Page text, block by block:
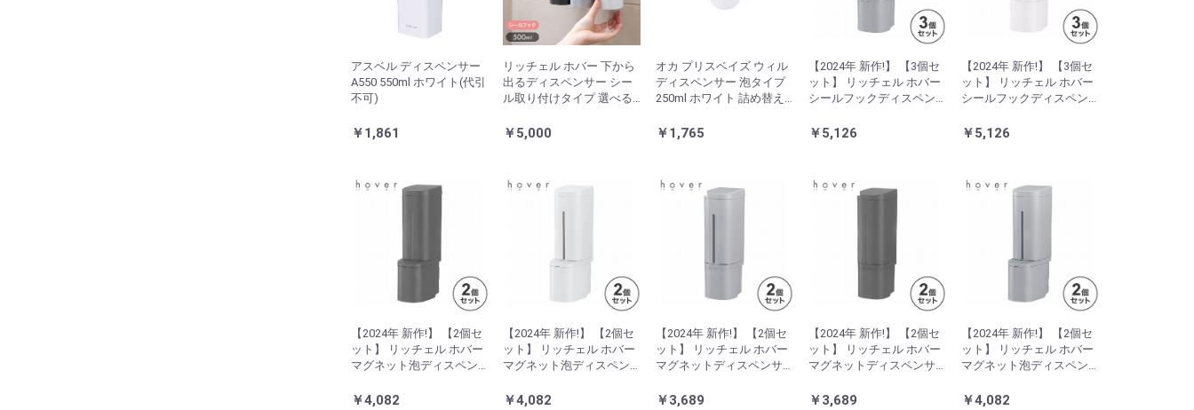
アスベル ディスペンサー
A550 550ml ホワイト(代引
不可)
￥1,861
リッチェル ホバー 下から
出るディスペンサー シー
ル取り付けタイプ 選べる3
グレー グレー マグネット
￥5,000
オカ プリスベイズ ウィル
ディスペンサー 泡タイプ
250ml ホワイト 詰め替え
引不可)
￥1,765
【2024年 新作!】 【3個セ
ット】 リッチェル ホバー
シールフックディスペン
￥5,126
【2024年 新作!】 【3個セ
ット】 リッチェル ホバー
シールフックディスペン
￥5,126
【2024年 新作!】 【2個セ
ット】 リッチェル ホバー
マグネット泡ディスペン
￥4,082
【2024年 新作!】 【2個セ
ット】 リッチェル ホバー
マグネット泡ディスペン
￥4,082
【2024年 新作!】 【2個セ
ット】 リッチェル ホバー
マグネットディスペンサ
￥3,689
【2024年 新作!】 【2個セ
ット】 リッチェル ホバー
マグネットディスペンサ
￥3,689
【2024年 新作!】 【2個セ
ット】 リッチェル ホバー
マグネット泡ディスペン
￥4,082